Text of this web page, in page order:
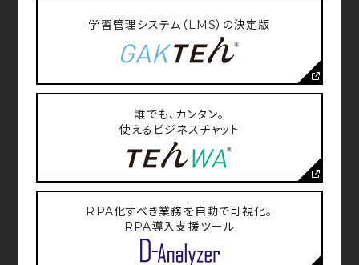
お客様のご利用されているブラウザの設定で、Cookie
の受け取りを制限することにより、Webビーコンを拒
その他の個人情報に関する苦情、問い合わせに関して
は、下記の問い合わせ窓口にお願いいたします。
個人情報お問い合わせ窓口
privacy@tenda.co.jp
TEL：03-3590-4110 株式会社テンダ PMS管理責
学習管理システム（LMS） の決定版
誰でも、カンタン。
使えるビジネスチャット
RPA化すべき業務を自動で可視化。
RPA導入支援ツール